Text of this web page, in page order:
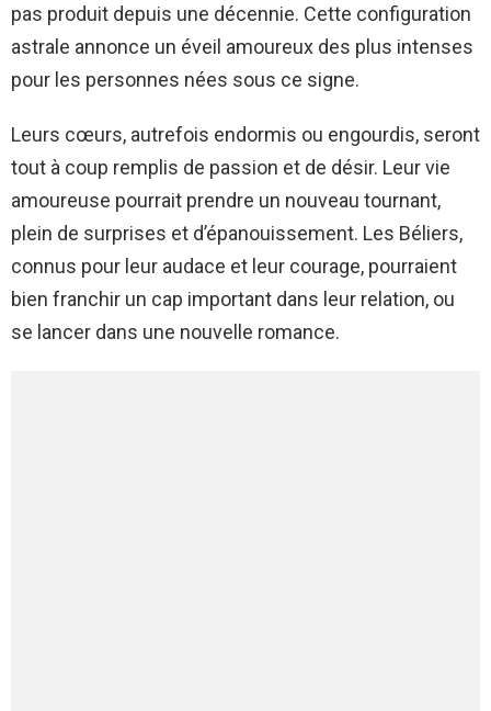
pas produit depuis une décennie. Cette configuration
astrale annonce un éveil amoureux des plus intenses
pour les personnes nées sous ce signe.
Leurs cœurs, autrefois endormis ou engourdis, seront
tout à coup remplis de passion et de désir. Leur vie
amoureuse pourrait prendre un nouveau tournant,
plein de surprises et d’épanouissement. Les Béliers,
connus pour leur audace et leur courage, pourraient
bien franchir un cap important dans leur relation, ou
se lancer dans une nouvelle romance.